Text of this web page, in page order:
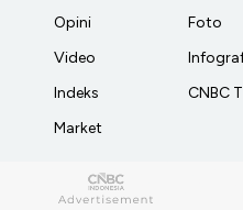
Opini
Video
Indeks
Market
Foto
CNBC